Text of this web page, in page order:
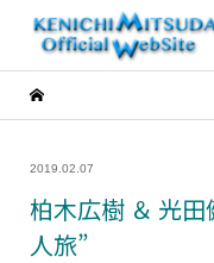
2019.02.07
柏木広樹 ＆ 光
人旅”